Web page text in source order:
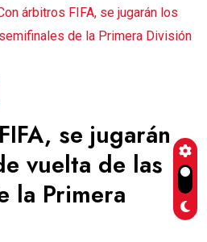
árbitros FIFA, se jugarán los
de la Primera División
se jugarán
vuelta de las
la Primera